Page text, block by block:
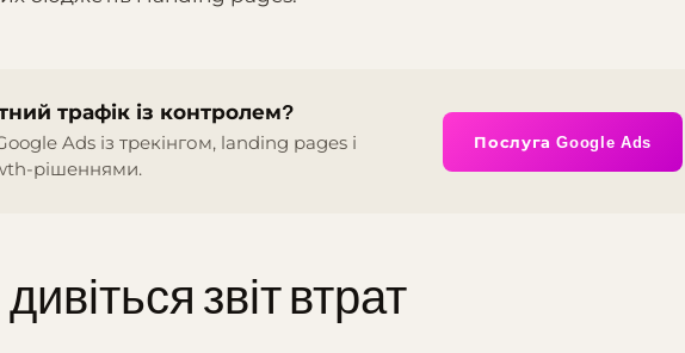
трафік із контролем?
Ads із трекінгом, landing pages і
рішеннями.
Послуга Google Ads
звіт втрат